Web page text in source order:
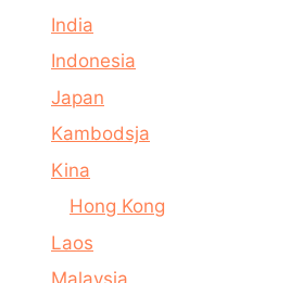
India
Indonesia
Japan
Kambodsja
Kina
Hong Kong
Laos
Malaysia